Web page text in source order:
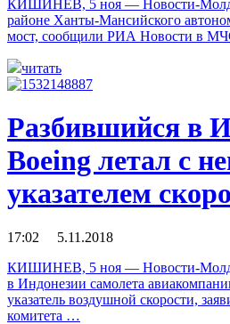
КИШИНЕВ, 5 ноя — Новости-
районе Ханты-Мансийского
мост, сообщили РИА Новости в
читать
Разбившийся в
Boeing летал с
указателем
17:02 5.11.2018
КИШИНЕВ, 5 ноя — Новости-
в Индонезии самолета
указатель воздушной скорости,
комитета …